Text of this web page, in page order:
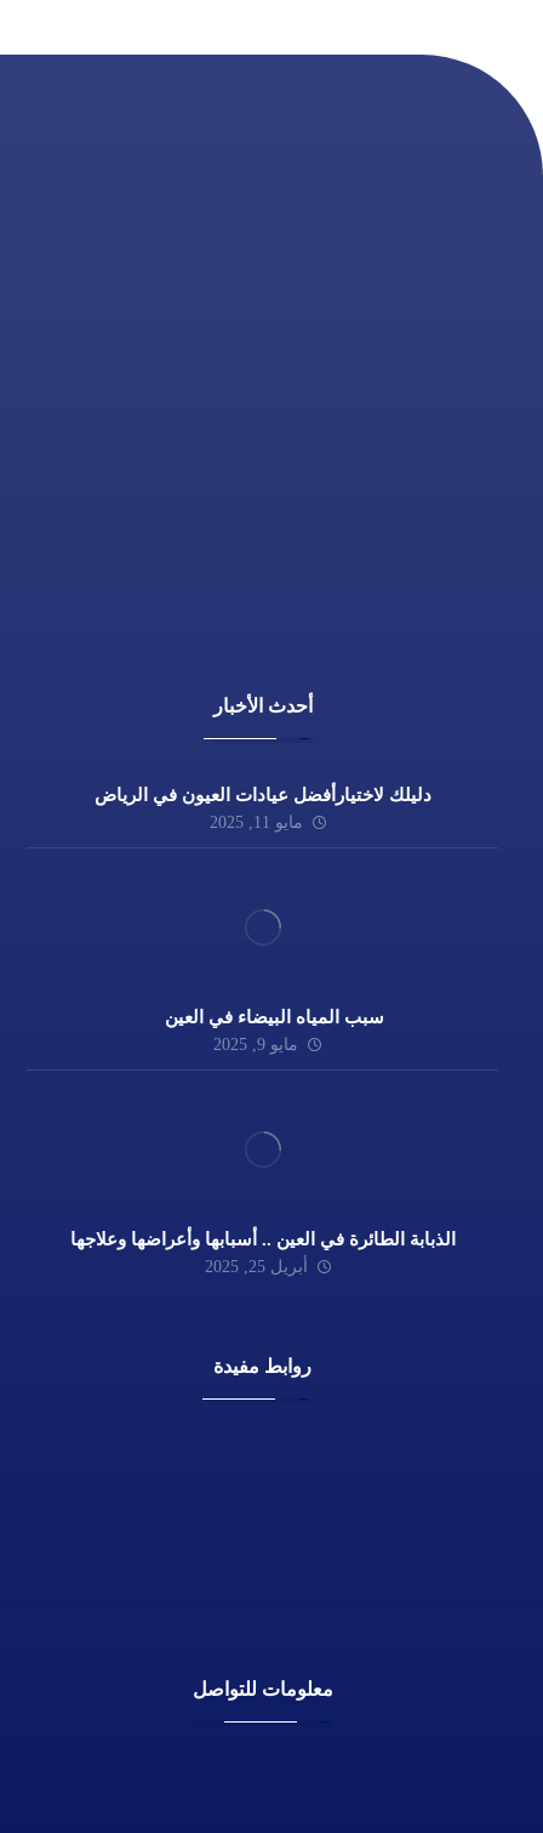
أحدث الأخبار
دليلك لاختيارأفضل عيادات العيون في الرياض
مايو 11, 2025
سبب المياه البيضاء في العين
مايو 9, 2025
الذبابة الطائرة في العين .. أسبابها وأعراضها وعلاجها
أبريل 25, 2025
روابط مفيدة
معلومات للتواصل